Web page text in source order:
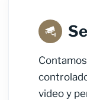
video y